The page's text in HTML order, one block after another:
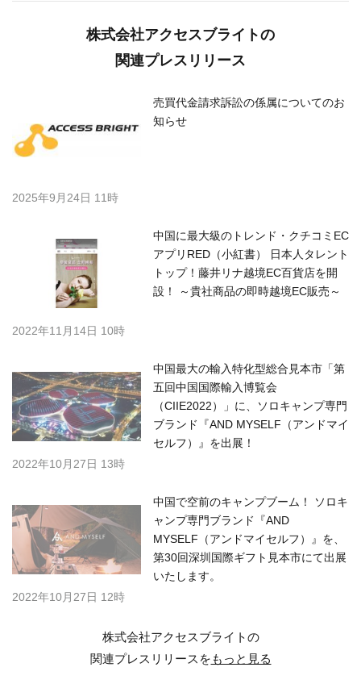
株式会社アクセスブライトの
関連プレスリリース
売買代金請求訴訟の係属についてのお
知らせ
2025年9月24日 11時
中国に最大級のトレンド・クチコミEC
アプリRED（小紅書） 日本人タレント
トップ！藤井リナ越境EC百貨店を開
設！ ～貴社商品の即時越境EC販売～
2022年11月14日 10時
中国最大の輸入特化型総合見本市「第
五回中国国際輸入博覧会
（CIIE2022）」に、ソロキャンプ専門
ブランド『AND MYSELF（アンドマイ
セルフ）』を出展！
2022年10月27日 13時
中国で空前のキャンプブーム！ ソロキ
ャンプ専門ブランド『AND
MYSELF（アンドマイセルフ）』を、
第30回深圳国際ギフト見本市にて出展
いたします。
2022年10月27日 12時
株式会社アクセスブライトの
関連プレスリリースをもっと見る